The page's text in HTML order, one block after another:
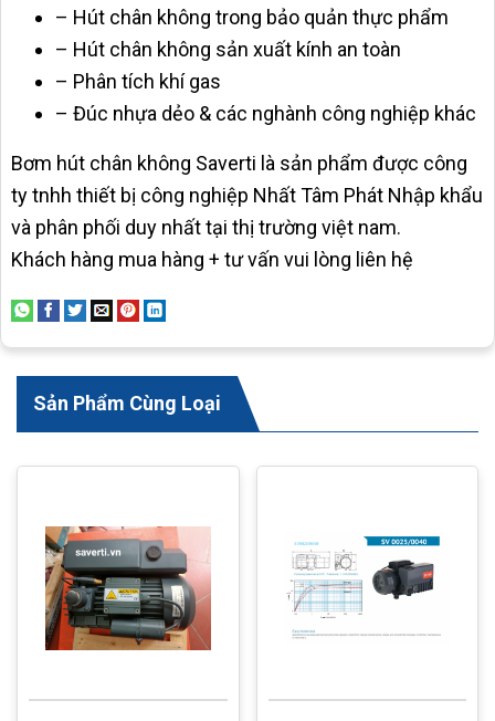
– Hút chân không trong bảo quản thực phẩm
– Hút chân không sản xuất kính an toàn
– Phân tích khí gas
– Đúc nhựa dẻo & các nghành công nghiệp khác
Bơm hút chân không Saverti là sản phẩm được công
ty tnhh thiết bị công nghiệp Nhất Tâm Phát Nhập khẩu
và phân phối duy nhất tại thị trường việt nam.
Khách hàng mua hàng + tư vấn vui lòng liên hệ
Sản Phẩm Cùng Loại